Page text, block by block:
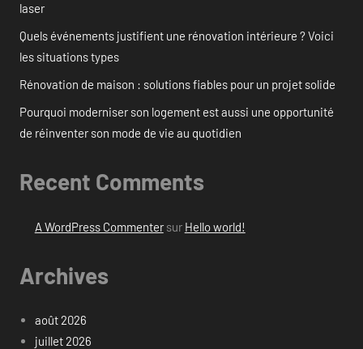
laser
Quels événements justifient une rénovation intérieure ? Voici
les situations types
Rénovation de maison : solutions fiables pour un projet solide
Pourquoi moderniser son logement est aussi une opportunité
de réinventer son mode de vie au quotidien
Recent Comments
A WordPress Commentersur Hello world!
Archives
août 2026
juillet 2026